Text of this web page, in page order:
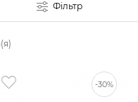
Фільтр
-30%